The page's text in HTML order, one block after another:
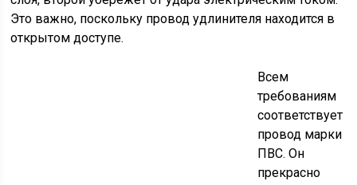
Это важно, поскольку провод удлинителя находится в
открытом доступе.
Всем
требованиям
соответствует
провод марки
ПВС. Он
прекрасно